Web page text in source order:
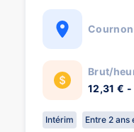
Brut/
12,31 €
Intérim Entre 2 ans